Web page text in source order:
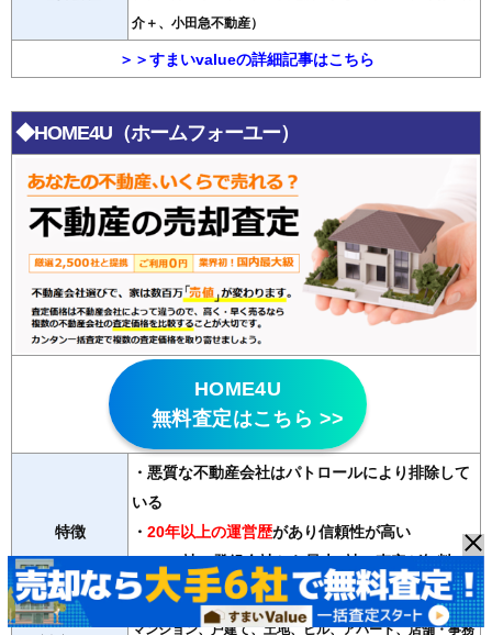
介＋、小田急不動産）
＞＞すまいvalueの詳細記事はこちら
◆HOME4U（ホームフォーユー）
HOME4U
無料査定はこちら >>
特徴
・悪質な不動産会社はパトロールにより排除して
いる
・ 20年以上の運営歴があり信頼性が高い
・2500社の登録会社から最大6社の査定が無料で
受け取れる
マンション、戸建て、土地、ビル、アパート、店舗・事務